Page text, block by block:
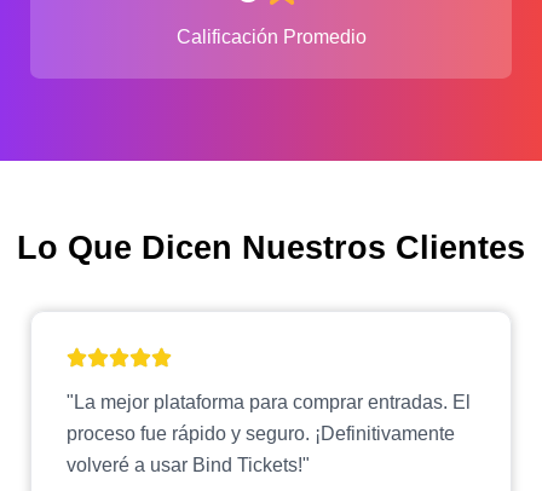
Calificación Promedio
Lo Que Dicen Nuestros Clientes
"La mejor plataforma para comprar entradas. El
proceso fue rápido y seguro. ¡Definitivamente
volveré a usar Bind Tickets!"